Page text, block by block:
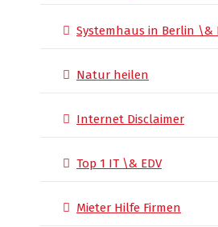
Systemhaus in Berlin \&
Natur heilen
Internet Disclaimer
Top 1 IT \& EDV
Mieter Hilfe Firmen